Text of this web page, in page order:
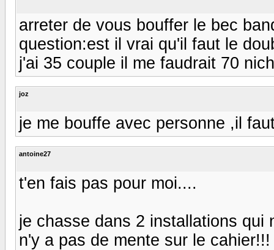
arreter de vous bouffer le bec
question:est il vrai qu'il faut le
j'ai 35 couple il me faudrait 70
joz
je me bouffe avec personne ,il
antoine27
t'en fais pas pour moi....
je chasse dans 2 installations qui
n'y a pas de mente sur le cahier!!!